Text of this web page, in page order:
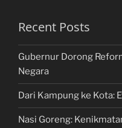
Recent Posts
Gubernur Dorong
Negara
Dari Kampung ke Kota:
Nasi Goreng: